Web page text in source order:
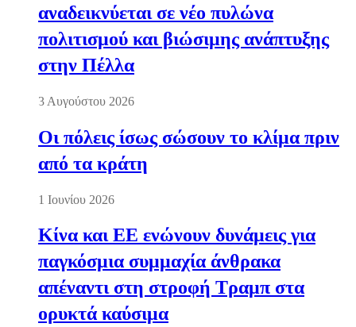
αναδεικνύεται σε νέο πυλώνα
πολιτισμού και βιώσιμης ανάπτυξης
στην Πέλλα
3 Αυγούστου 2026
Οι πόλεις ίσως σώσουν το κλίμα πριν
από τα κράτη
1 Ιουνίου 2026
Κίνα και ΕΕ ενώνουν δυνάμεις για
παγκόσμια συμμαχία άνθρακα
απέναντι στη στροφή Τραμπ στα
ορυκτά καύσιμα